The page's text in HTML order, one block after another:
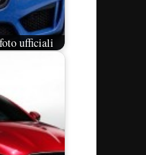
ufficiali